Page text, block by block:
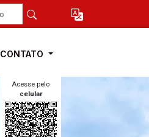
CONTATO
Acesse pelo
celular